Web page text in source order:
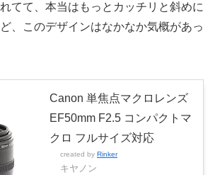
てて、本当はもっとカッチリと斜めに
、このデザインはなかなか気概があっ
Canon 単焦点マクロレンズ
EF50mm F2.5 コンパクトマ
クロ フルサイズ対応
created by Rinker
キヤノン